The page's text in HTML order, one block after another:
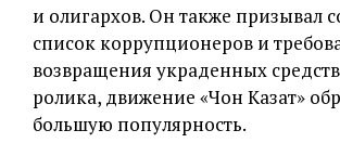
и олигархов. Он также призывал
список коррупционеров и
возвращения украденных
ролика, движение «Чон Казат»
большую популярность.